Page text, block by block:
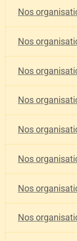
Nos
Nos
Nos
Nos
Nos
Nos
Nos
Nos